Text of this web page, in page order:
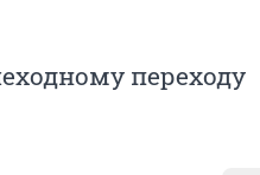
переходу